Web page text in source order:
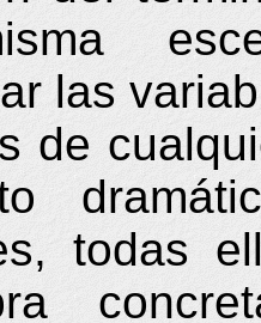
las
de
todas